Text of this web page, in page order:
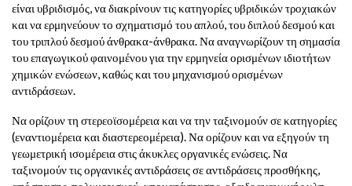
είναι υβριδισμός, να διακρίνουν τις κατηγορίες υβριδικών τροχιακών
και να ερμηνεύουν το σχηματισμό του απλού, του διπλού δεσμού και
του τριπλού δεσμού άνθρακα-άνθρακα. Να αναγνωρίζουν τη σημασία
του επαγωγικού φαινομένου για την ερμηνεία ορισμένων ιδιοτήτων
χημικών ενώσεων, καθώς και του μηχανισμού ορισμένων
αντιδράσεων.
Να ορίζουν τη στερεοϊσομέρεια και να την ταξινομούν σε κατηγορίες
(εναντιομέρεια και διαστερεομέρεια). Να ορίζουν και να εξηγούν τη
γεωμετρική ισομέρεια στις άκυκλες οργανικές ενώσεις. Να
ταξινομούν τις οργανικές αντιδράσεις σε αντιδράσεις προσθήκης,